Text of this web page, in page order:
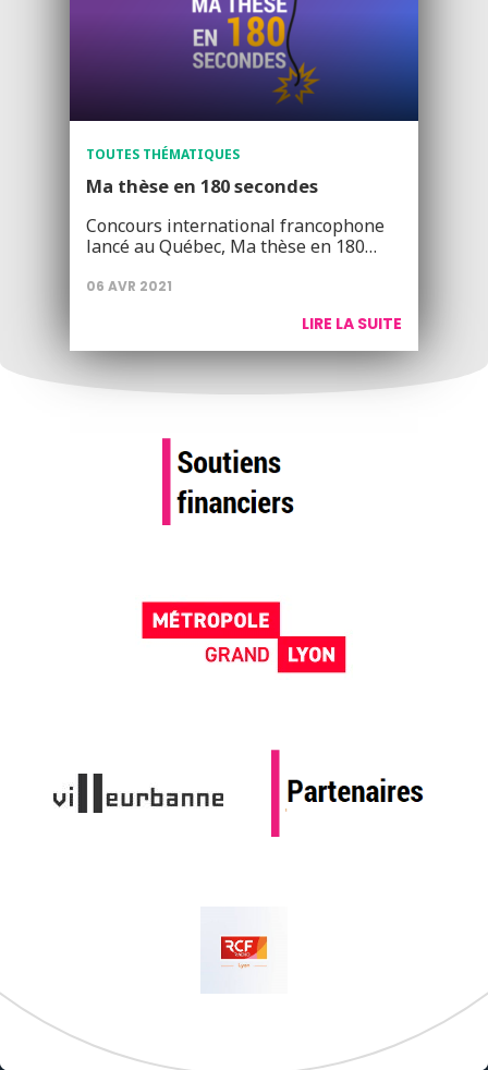
TOUTES THÉMATIQUES
Ma thèse en 180 secondes
Concours international francophone
lancé au Québec, Ma thèse en 180…
06 AVR 2021
LIRE LA SUITE